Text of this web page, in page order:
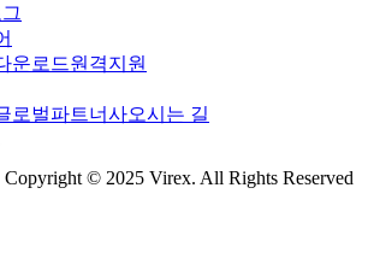
운로드원격지원
로벌파트너사오시는 길
Copyright © 2025 Virex. All Rights Reserved